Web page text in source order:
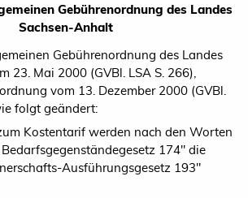
Gebührenordnung des Landes
Sachsen-Anhalt
Gebührenordnung des Landes
23. Mai 2000 (GVBl. LSA S. 266),
vom 13. Dezember 2000 (GVBl.
folgt geändert:
Kostentarif werden nach den Worten
174" die
Ausführungsgesetz 193"